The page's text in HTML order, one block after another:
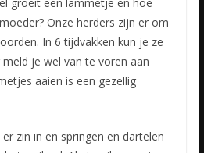
groeit een lammetje en hoe
Onze herders zijn er om
In 6 tijdvakken kun je ze
je wel van te voren aan
aaien is een gezellig
zin in en springen en dartelen